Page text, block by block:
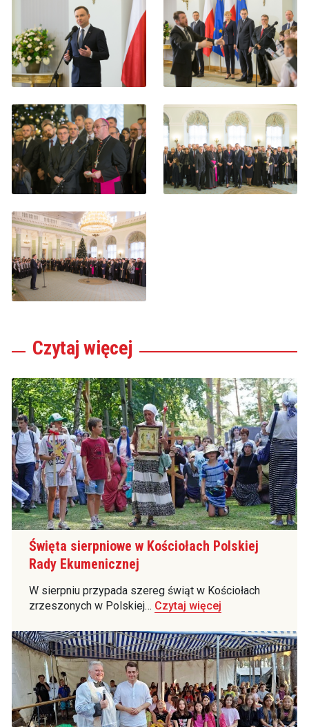
Czytaj więcej
Święta sierpniowe w Kościołach Polskiej
Rady Ekumenicznej
W sierpniu przypada szereg świąt w Kościołach
zrzeszonych w Polskiej… Czytaj więcej